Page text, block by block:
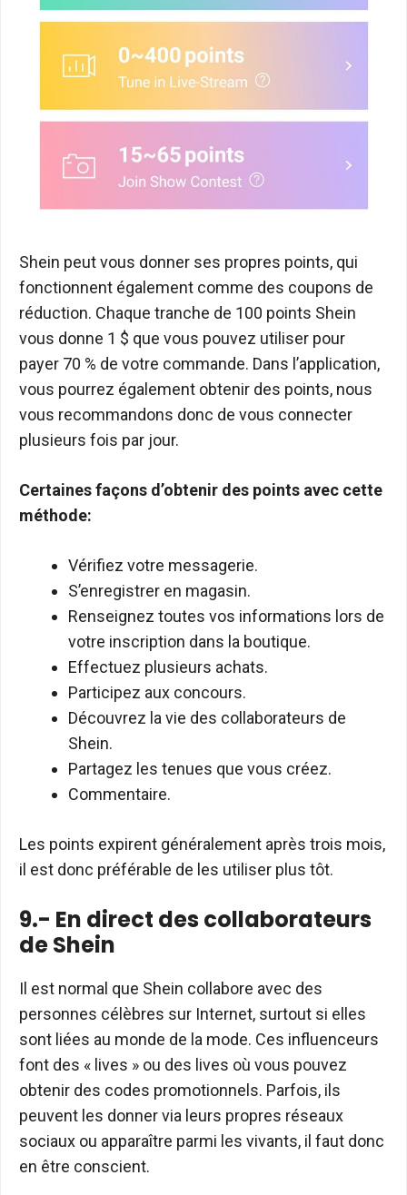
Shein peut vous donner ses propres points, qui
fonctionnent également comme des coupons de
réduction. Chaque tranche de 100 points Shein
vous donne 1 $ que vous pouvez utiliser pour
payer 70 % de votre commande. Dans l’application,
vous pourrez également obtenir des points, nous
vous recommandons donc de vous connecter
plusieurs fois par jour.
Certaines façons d’obtenir des points avec cette
méthode:
Vérifiez votre messagerie.
S’enregistrer en magasin.
Renseignez toutes vos informations lors de
votre inscription dans la boutique.
Effectuez plusieurs achats.
Participez aux concours.
Découvrez la vie des collaborateurs de
Shein.
Partagez les tenues que vous créez.
Commentaire.
Les points expirent généralement après trois mois,
il est donc préférable de les utiliser plus tôt.
9.- En direct des collaborateurs
de Shein
Il est normal que Shein collabore avec des
personnes célèbres sur Internet, surtout si elles
sont liées au monde de la mode. Ces influenceurs
font des « lives » ou des lives où vous pouvez
obtenir des codes promotionnels. Parfois, ils
peuvent les donner via leurs propres réseaux
sociaux ou apparaître parmi les vivants, il faut donc
en être conscient.